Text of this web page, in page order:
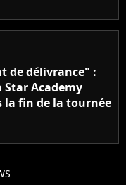
de délivrance" :
Star Academy
la fin de la tournée